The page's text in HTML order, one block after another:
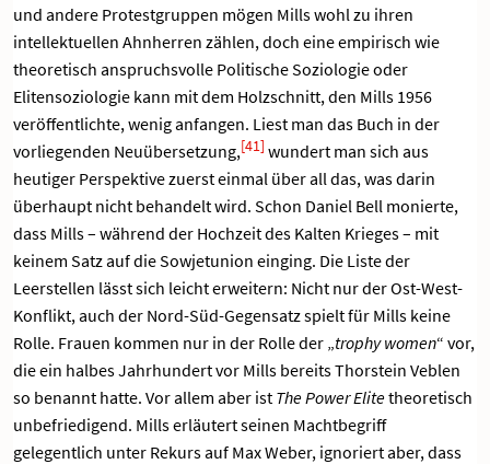
und andere Protestgruppen mögen Mills wohl zu ihren
intellektuellen Ahnherren zählen, doch eine empirisch wie
theoretisch anspruchsvolle Politische Soziologie oder
Elitensoziologie kann mit dem Holzschnitt, den Mills 1956
veröffentlichte, wenig anfangen. Liest man das Buch in der
vorliegenden Neuübersetzung,[41] wundert man sich aus
heutiger Perspektive zuerst einmal über all das, was darin
überhaupt nicht behandelt wird. Schon Daniel Bell monierte,
dass Mills – während der Hochzeit des Kalten Krieges – mit
keinem Satz auf die Sowjetunion einging. Die Liste der
Leerstellen lässt sich leicht erweitern: Nicht nur der Ost-West-
Konflikt, auch der Nord-Süd-Gegensatz spielt für Mills keine
Rolle. Frauen kommen nur in der Rolle der „trophy women“ vor,
die ein halbes Jahrhundert vor Mills bereits Thorstein Veblen
so benannt hatte. Vor allem aber ist The Power Elitetheoretisch
unbefriedigend. Mills erläutert seinen Machtbegriff
gelegentlich unter Rekurs auf Max Weber, ignoriert aber, dass